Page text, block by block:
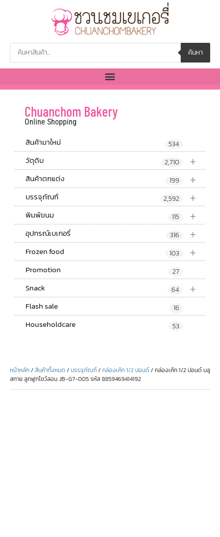
ค้นหา
Chuanchom Bakery
Online Shopping
สินค้ามาใหม่ 534
+
วัตุดิบ 2,710
+
สินค้าตกแต่ง 199
+
บรรจุภัณฑ์ 2,592
+
พิมพ์ขนม 115
+
อุปกรณ์เบเกอรี่ 316
+
Frozen food 103
Promotion 27
+
Snack 64
Flash sale 16
Householdcare 53
หน้าหลัก/สินค้าทั้งหมด /บรรจุภัณฑ์/กล่องเค้ก 1/2 ปอนด์/ กล่องเค้ก 1/2 ปอนด์ บลู
สกาย ลูกฟูกโชว์ลอน JB-G7-005 รหัส 8859469414192